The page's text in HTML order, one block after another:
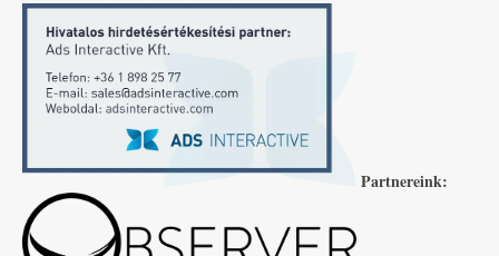
Partnereink: